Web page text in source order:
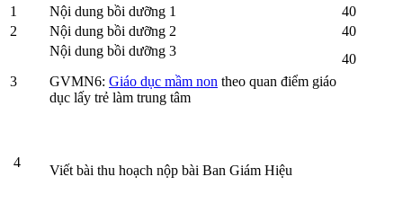
1
Nội dung bồi dưỡng 1
40
2
Nội dung bồi dưỡng 2 40
3
Nội dung bồi dưỡng 3
GVMN6: Giáo dục mầm non theo quan điểm giáo
dục lấy trẻ làm trung tâm
40
4
Viết bài thu hoạch nộp bài Ban Giám Hiệu